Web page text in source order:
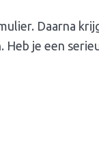
Daarna
je een